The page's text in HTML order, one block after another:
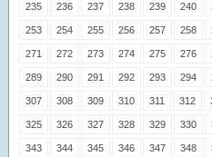
235 236 237 238 239 240
253 254 255 256 257 258
271 272 273 274 275 276
289 290 291 292 293 294
307 308 309 310 311 312
325 326 327 328 329 330
343 344 345 346 347 348